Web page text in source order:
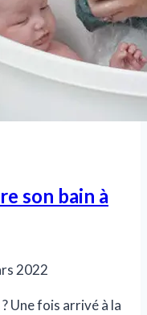
son bain à
2022
Une fois arrivé à la